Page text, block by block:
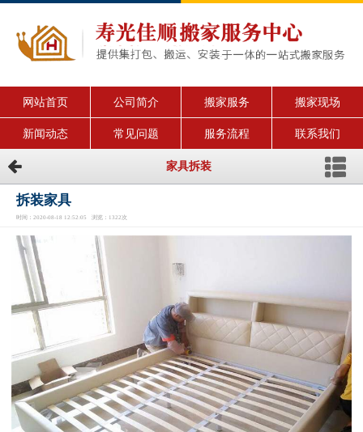
网站首页 公司简介 搬家服务 搬家现场
新闻动态 常见问题 服务流程 联系我们
家具拆装
拆装家具
时间：2020-08-18 12:52:05 浏览：1322次